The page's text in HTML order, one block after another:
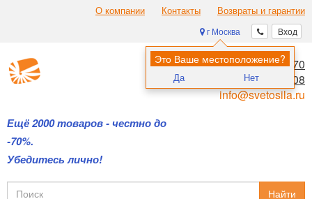
О компании Контакты Возвраты и гарантии
Вход
г Москва
Это Ваше местоположение?
Да Нет
Ещё 2000 товаров - честно до
-70%.
Убедитесь лично!
8 (495) 970-00-70
8 (800) 700-11-08
info@svetosila.ru
Найти